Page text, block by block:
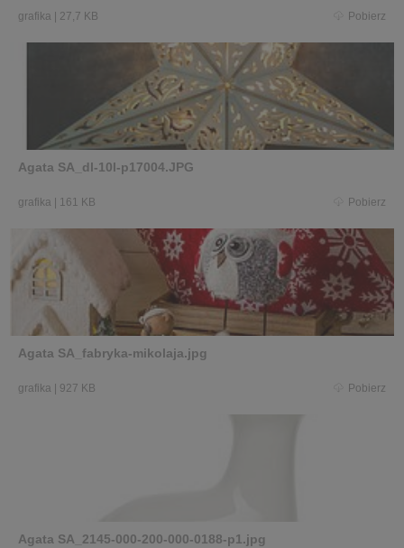
grafika 27,7 KB Pobierz
Agata SA_dl-10l-p17004.JPG
grafika 161 KB Pobierz
Agata SA_fabryka-mikolaja.jpg
grafika 927 KB Pobierz
Agata SA_2145-000-200-000-0188-p1.jpg